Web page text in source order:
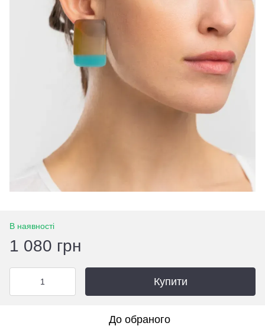
В наявності
1 080 грн
Купити
До обраного